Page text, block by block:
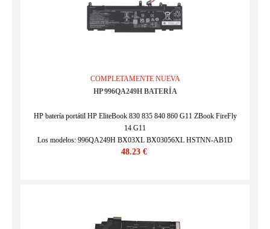
COMPLETAMENTE NUEVA
HP 996QA249H BATERÍA
HP batería portátil HP EliteBook 830 835 840 860 G11 ZBook FireFly
14 G11
Los modelos: 996QA249H BX03XL BX03056XL HSTNN-AB1D
HSTNN-OB3H N59733-2D1 N59733-171 N59733-AC1 N59733-
48.23 €